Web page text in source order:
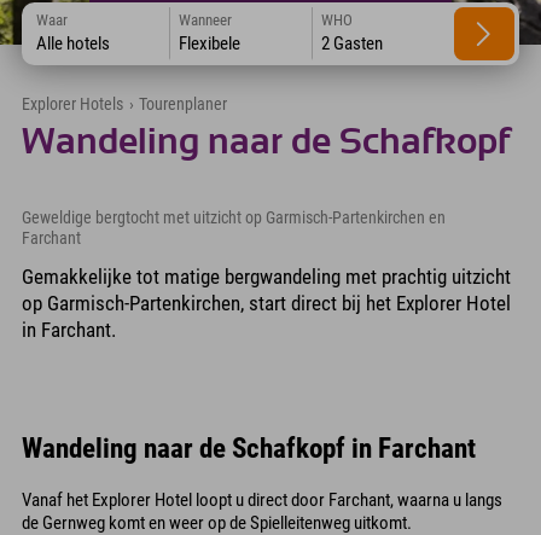
Waar
Alle hotels
Wanneer
Flexibele
WHO
2 Gasten
Explorer Hotels › Tourenplaner
Wandeling naar de Schafkopf
Geweldige bergtocht met uitzicht op Garmisch-Partenkirchen en
Farchant
Gemakkelijke tot matige bergwandeling met prachtig uitzicht
op Garmisch-Partenkirchen, start direct bij het Explorer Hotel
in Farchant.
Wandeling naar de Schafkopf in Farchant
Vanaf het Explorer Hotel loopt u direct door Farchant, waarna u langs
de Gernweg komt en weer op de Spielleitenweg uitkomt.